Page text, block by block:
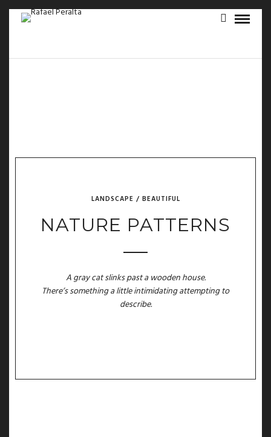
LANDSCAPE / BEAUTIFUL
NATURE PATTERNS
A gray cat slinks past a wooden house.
There’s something a little intimidating attempting to
describe.